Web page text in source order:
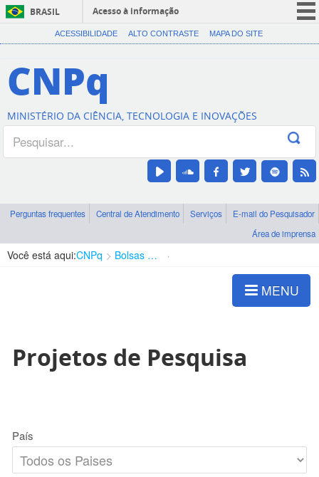
BRASIL
Acesso à informação
CORONAVÍRUS (COVID-19)
Canais
ACESSIBILIDADE ALTO CONTRASTE MAPA DO SITE
CNPq
MINISTÉRIO DA CIÊNCIA, TECNOLOGIA E INOVAÇÕES
Perguntas frequentes Central de Atendimento Serviços
E-mail do Pesquisador
Área de imprensa
Você está aqui:CNPq Bolsas e Auxílios Vigentes
MENU
Projetos de Pesquisa
País